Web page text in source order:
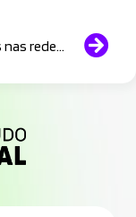
Gerir crises nas redes sociais